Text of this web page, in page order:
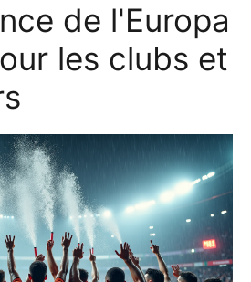
de l'Europa
les clubs et